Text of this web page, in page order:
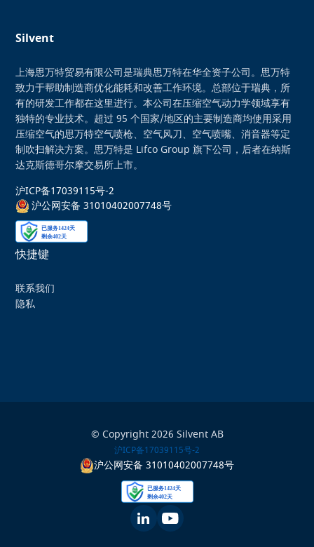
Silvent
上海思万特贸易有限公司是瑞典思万特在华全资子公司。思万特
致力于帮助制造商优化能耗和改善工作环境。总部位于瑞典，所
有的研发工作都在这里进行。本公司在压缩空气动力学领域享有
独特的专业技术。超过 95 个国家/地区的主要制造商均使用采用
压缩空气的思万特空气喷枪、空气风刀、空气喷嘴、消音器等定
制吹扫解决方案。思万特是 Lifco Group 旗下公司，后者在纳斯
达克斯德哥尔摩交易所上市。
沪ICP备17039115号-2
沪公网安备 31010402007748号
快捷键
联系我们
隐私
© Copyright 2026 Silvent AB
沪ICP备17039115号-2
沪公网安备 31010402007748号